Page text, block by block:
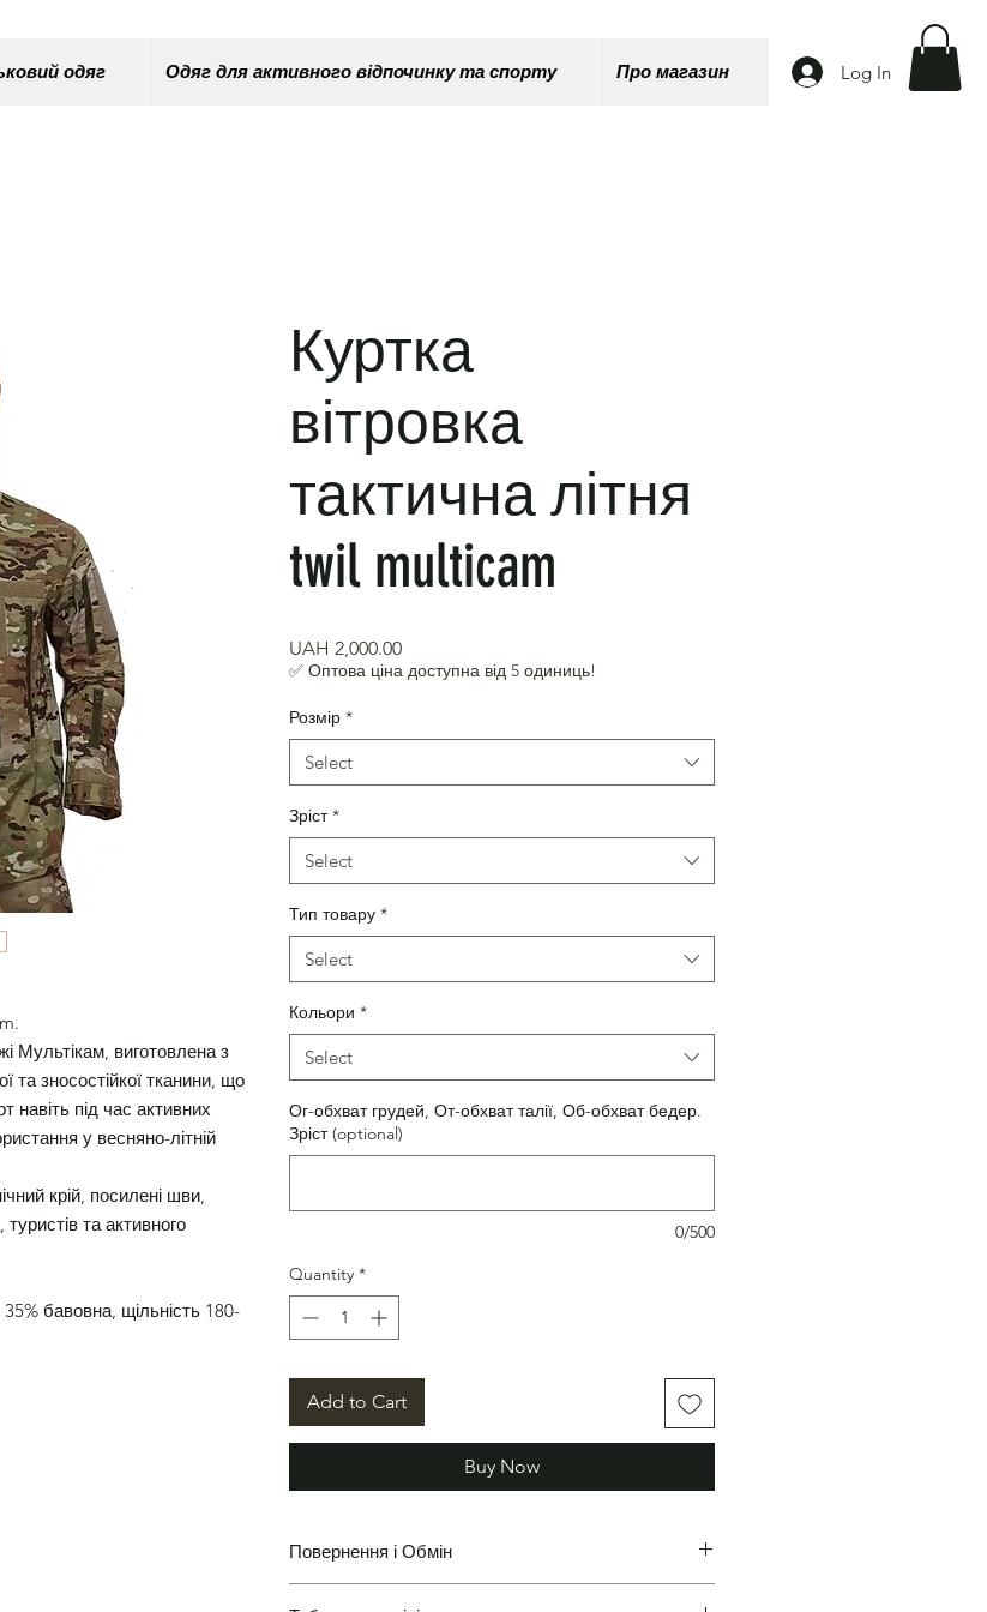
одяг Одяг для активного відпочинку та спорту Про магазин Log In
Мультікам, виготовлена з
та зносостійкої тканини, що
під час активних
у весняно-літній
крій, посилені шви,
та активного
35% бавовна, щільність 180-
Куртка
вітровка
тактична літня
twil multicam
UAH 2,000.00Price
✅ Оптова ціна доступна від 5 одиниць!
Розмір *
Select
Зріст *
Select
Тип товару *
Select
Кольори *
Select
Ог-обхват грудей, От-обхват талії, Об-обхват бедер.
Зріст (optional)
0/500
Quantity *
Add to Cart
Buy Now
Повернення і Обмін